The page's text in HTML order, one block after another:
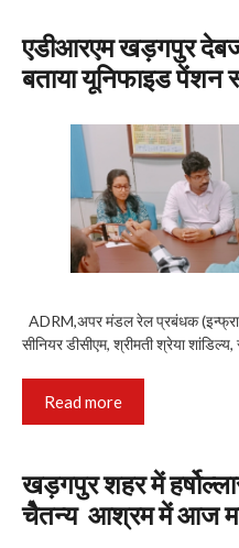
एडीआरएम खड़गपुर
बताया यूनिफाइड पेंशन
ADRM,अपर मंडल रेल प्रबंधक
सीनियर डीसीएम, श्रीमती श्रेया
Read more
खड़गपुर शहर में
चेैतन्य आश्रम में आज